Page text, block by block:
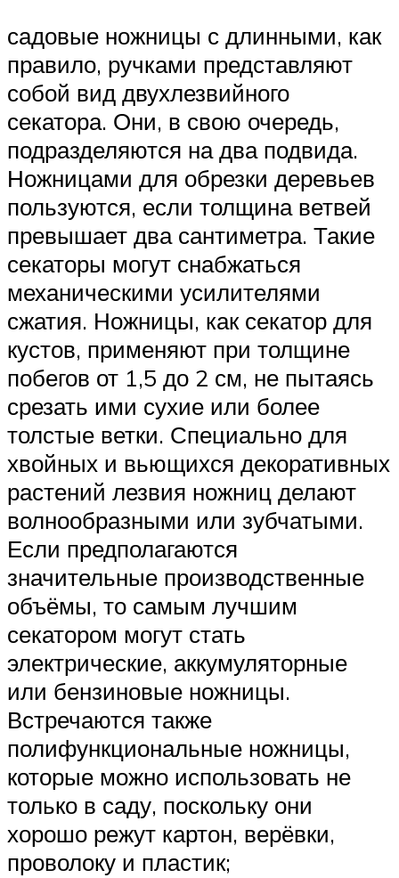
садовые ножницы с длинными, как
правило, ручками представляют
собой вид двухлезвийного
секатора. Они, в свою очередь,
подразделяются на два подвида.
Ножницами для обрезки деревьев
пользуются, если толщина ветвей
превышает два сантиметра. Такие
секаторы могут снабжаться
механическими усилителями
сжатия. Ножницы, как секатор для
кустов, применяют при толщине
побегов от 1,5 до 2 см, не пытаясь
срезать ими сухие или более
толстые ветки. Специально для
хвойных и вьющихся декоративных
растений лезвия ножниц делают
волнообразными или зубчатыми.
Если предполагаются
значительные производственные
объёмы, то самым лучшим
секатором могут стать
электрические, аккумуляторные
или бензиновые ножницы.
Встречаются также
полифункциональные ножницы,
которые можно использовать не
только в саду, поскольку они
хорошо режут картон, верёвки,
проволоку и пластик;